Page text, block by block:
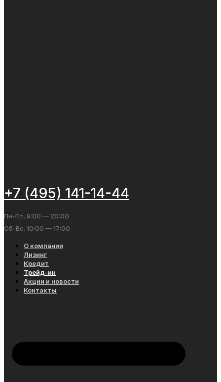
+7 (495) 141-14-44
Пн-Пт. 9:00 — 20:00
Сб-Вс. 10:00 — 17:00
О компании
Лизинг
Кредит
Трейд-ин
Акции и новости
Контакты